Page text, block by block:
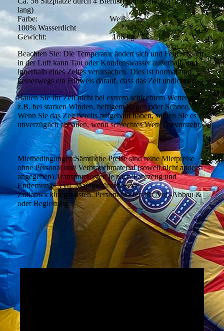
lang)
Farbe: Weiß
100% Wasserdicht
Gewicht: 166 kg.
Beachten Sie: Die Temperatur ändert sich und Feuchtigkeit
in der Luft kann Tau oder Kondenswasser außerhalb und
innerhalb eines Zeltes verursachen. Dies ist normal und
keineswegs ein Hinweis darauf, dass das Zelt undicht ist.
Bauen Sie Ihr Zelt nicht bei extrem schlechtem Wetter auf –
z.B. bei starken Winden, heftigem Regen oder Schnee.
Wenn Sie das Zelt bereits aufgebaut haben, sollten Sie es
unverzüglich abbauen, wenn schlechtes Wetter bevorsteht.
Mietbedingungen:Sämtliche Preise sind reine Mietpreise
ohne Personal und Verbrauchmaterial (soweit nicht anders
angegeben).Transportkosten je nach Fahrzeug und
Entfernung+ evtl. Mautgebühren +evtl.
Zollabwicklungskosten. Personalkosten für Auf.-Abbau &
oder Begleitung